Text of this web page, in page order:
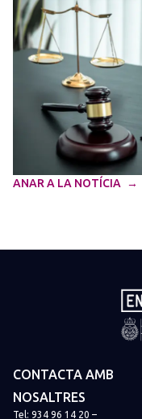
ANAR A LA NOTÍCIA
CONTACTA AMB
NOSALTRES
Tel: 934 96 14 20 –